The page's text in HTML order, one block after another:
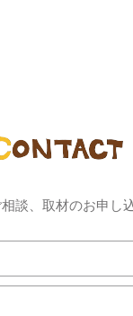
談、取材のお申し